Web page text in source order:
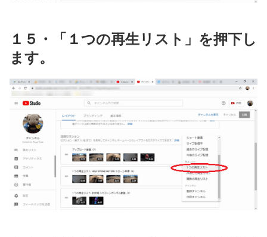
１５・「１つの再生リスト」を押下し
ます。